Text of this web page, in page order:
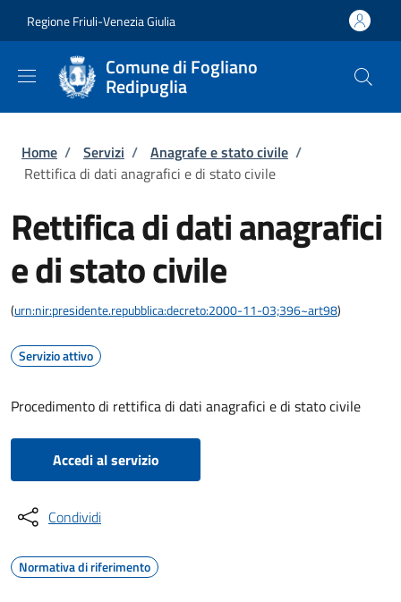
Regione Friuli-Venezia Giulia
Comune di Fogliano
Redipuglia
Briciole di pane
Home / Servizi / Anagrafe e stato civile /
Rettifica di dati anagrafici e di stato civile
Rettifica di dati anagrafici
e di stato civile
(urn:nir:presidente.repubblica:decreto:2000-11-03;396~art98)
Servizio attivo
Procedimento di rettifica di dati anagrafici e di stato civile
Accedi al servizio
Condividi
Normativa di riferimento